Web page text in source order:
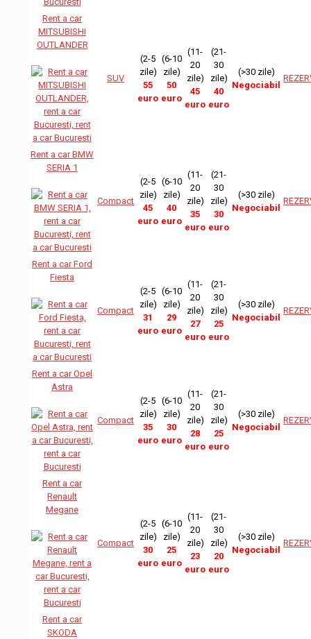
Rent a car
MITSUBISHI
OUTLANDER
SUV
(2-5
zile)
55
euro
(6-10
zile)
50
euro
(11-
20
zile)
45
euro
(21-
30
zile)
40
euro
(>30 zile)
Negociabil
Rent a car BMW
SERIA 1
Compact
(2-5
zile)
45
euro
(6-10
zile)
40
euro
(11-
20
zile)
35
euro
(21-
30
zile)
30
euro
(>30 zile)
Negociabil
Rent a car Ford
Fiesta
Compact
(2-5
zile)
31
euro
(6-10
zile)
29
euro
(11-
20
zile)
27
euro
(21-
30
zile)
25
euro
(>30 zile)
Negociabil
Rent a car Opel
Astra
Compact
(2-5
zile)
35
euro
(6-10
zile)
30
euro
(11-
20
zile)
28
euro
(21-
30
zile)
25
euro
(>30 zile)
Negociabil
Rent a car
Renault
Megane
Compact
(2-5
zile)
30
euro
(6-10
zile)
25
euro
(11-
20
zile)
23
euro
(21-
30
zile)
20
euro
(>30 zile)
Negociabil
Rent a car
SKODA